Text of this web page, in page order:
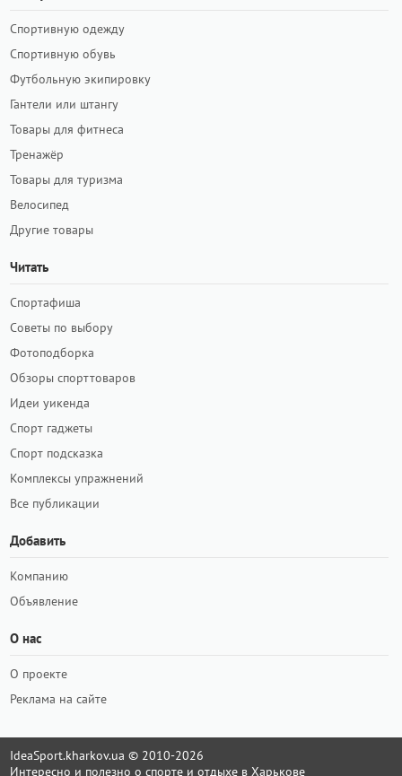
Спортивную одежду
Спортивную обувь
Футбольную экипировку
Гантели или штангу
Товары для фитнеса
Тренажёр
Товары для туризма
Велосипед
Другие товары
Читать
Спортафиша
Советы по выбору
Фотоподборка
Обзоры спорттоваров
Идеи уикенда
Спорт гаджеты
Спорт подсказка
Комплексы упражнений
Все публикации
Добавить
Компанию
Объявление
О нас
О проекте
Реклама на сайте
IdeaSport.kharkov.ua © 2010-2026
Интересно и полезно о спорте и отдыхе в Харькове